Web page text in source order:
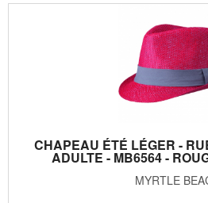
CHAPEAU ÉTÉ LÉGER -
ADULTE - MB6564 -
MYRTLE